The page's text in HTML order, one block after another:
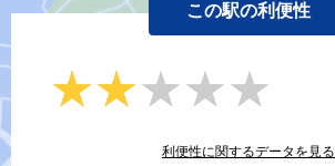
この駅の利便性
★★★★★
★★★★★
利便性に関するデータを見る